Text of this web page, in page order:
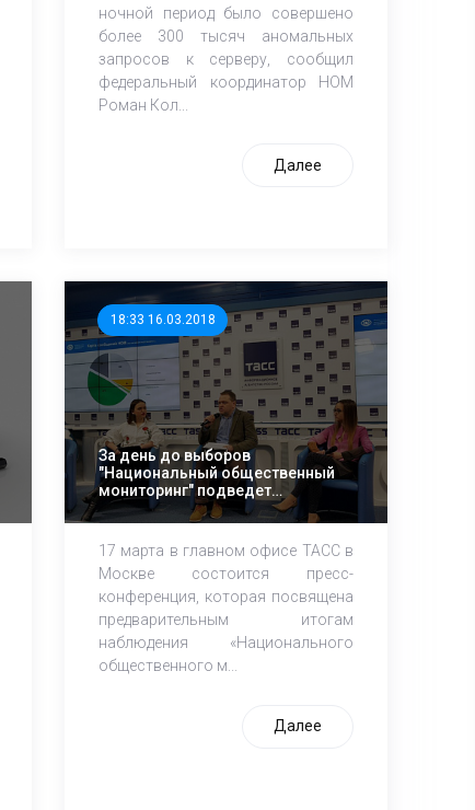
ночной период было совершено
более 300 тысяч аномальных
запросов к серверу, сообщил
федеральный координатор НОМ
Роман Кол...
Далее
18:33 16.03.2018
За день до выборов
"Национальный общественный
мониторинг" подведет
предварительные итоги
долгосрочного наблюдения
17 марта в главном офисе ТАСС в
Москве состоится пресс-
конференция, которая посвящена
предварительным итогам
наблюдения «Национального
общественного м...
Далее